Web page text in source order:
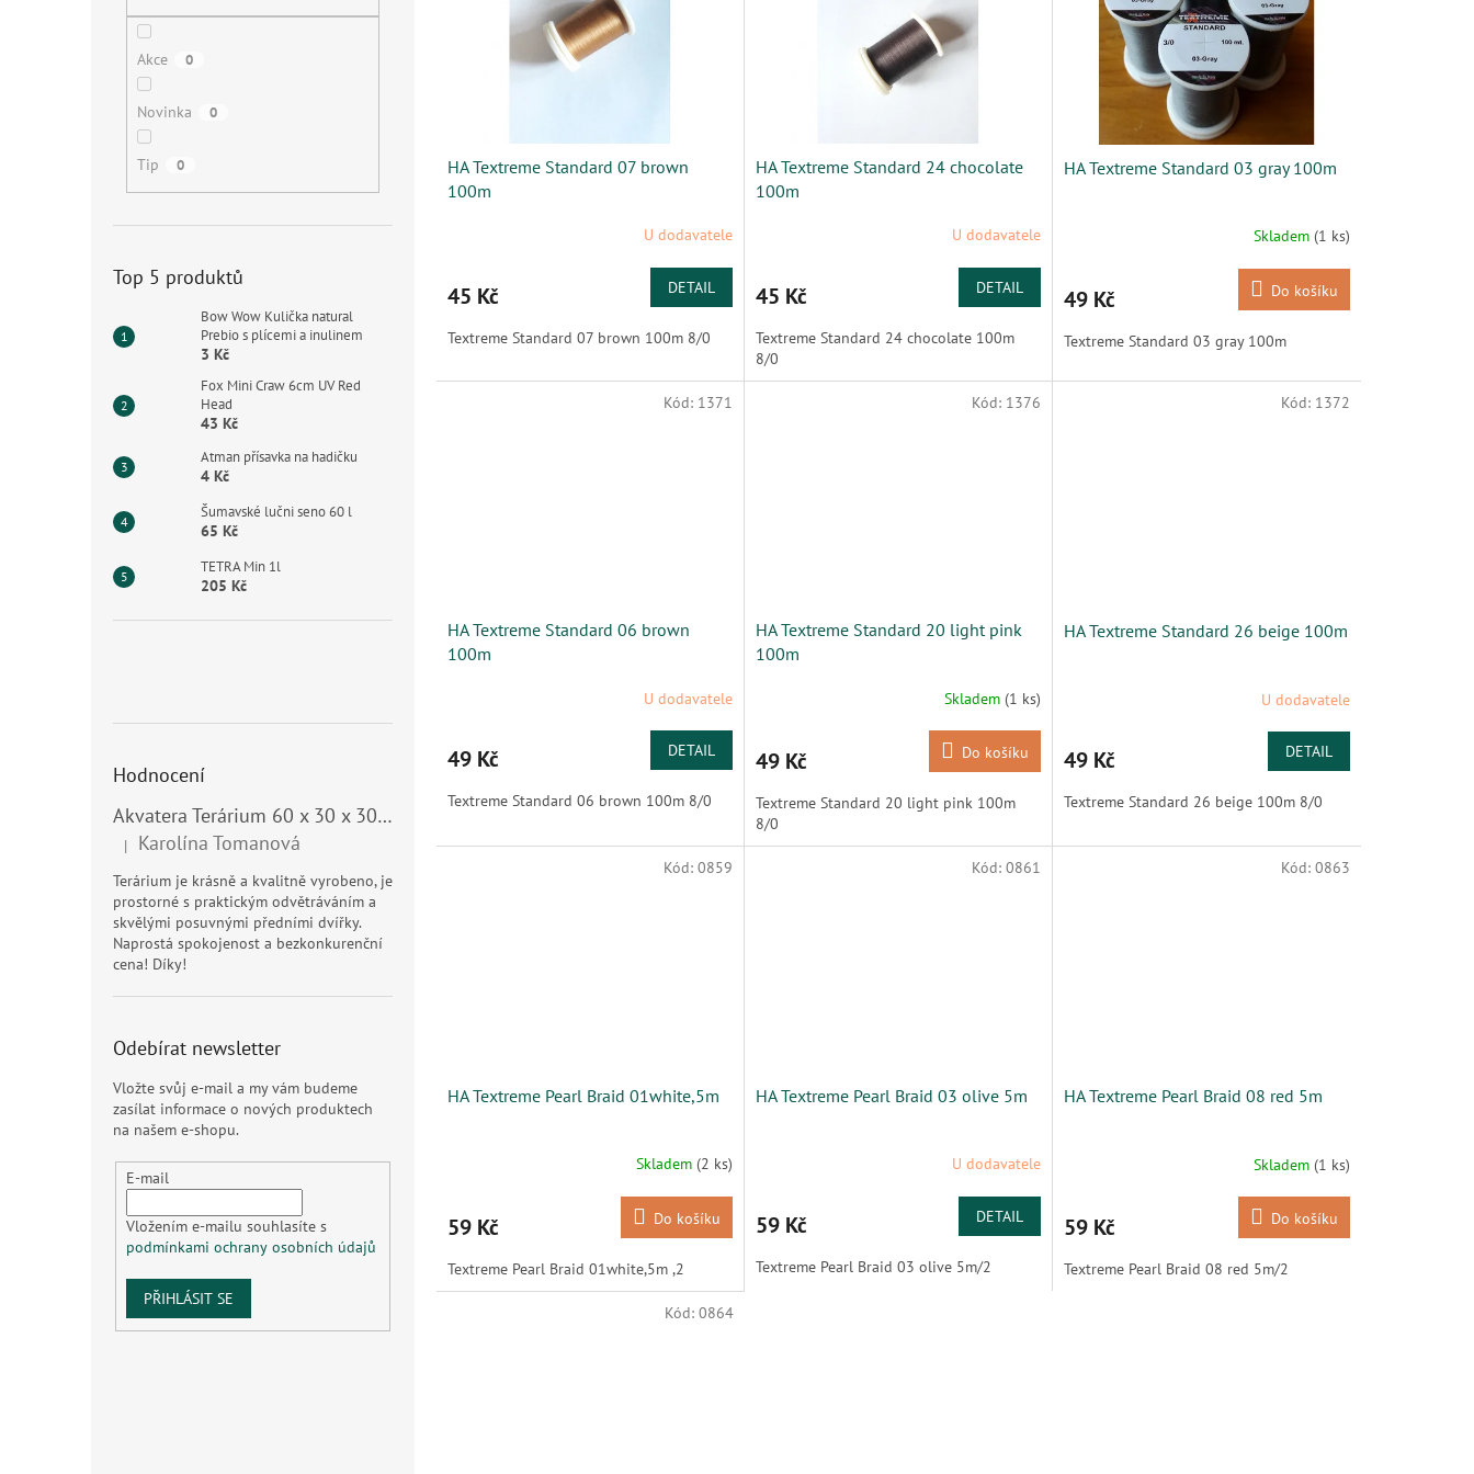
Akce 0
Novinka 0
Tip 0
Top 5 produktů
Bow Wow Kulička natural
Prebio s plícemi a inulinem
3 Kč
Fox Mini Craw 6cm UV Red
Head
43 Kč
Atman přísavka na hadičku
4 Kč
Šumavské lučni seno 60 l
65 Kč
TETRA Min 1l
205 Kč
Hodnocení
Akvatera Terárium 60 x 30 x 30 cm, 54 litrů
Hodnocení produktu je 5 z 5 hvězdiček.
| Karolína Tomanová
Terárium je krásně a kvalitně vyrobeno, je
prostorné s praktickým odvětráváním a
skvělými posuvnými předními dvířky.
Naprostá spokojenost a bezkonkurenční
cena! Díky!
Odebírat newsletter
Vložte svůj e-mail a my vám budeme
zasílat informace o nových produktech
na našem e-shopu.
E-mail
Vložením e-mailu souhlasíte s
podmínkami ochrany osobních údajů
PŘIHLÁSIT SE
HA Textreme Standard 07 brown
100m
U dodavatele
45 Kč DETAIL
Textreme Standard 07 brown 100m 8/0
HA Textreme Standard 24 chocolate
100m
U dodavatele
45 Kč DETAIL
Textreme Standard 24 chocolate 100m
8/0
HA Textreme Standard 03 gray 100m
Skladem (1 ks)
49 Kč Do košíku
Textreme Standard 03 gray 100m
HA Textreme Standard 06 brown
100m
U dodavatele
49 Kč DETAIL
Textreme Standard 06 brown 100m 8/0
Kód: 1371
HA Textreme Standard 20 light pink
100m
Skladem (1 ks)
49 Kč Do košíku
Textreme Standard 20 light pink 100m
8/0
Kód: 1376
HA Textreme Standard 26 beige 100m
U dodavatele
49 Kč DETAIL
Textreme Standard 26 beige 100m 8/0
Kód: 1372
HA Textreme Pearl Braid 01white,5m
Skladem (2 ks)
59 Kč Do košíku
Textreme Pearl Braid 01white,5m ,2
Kód: 0859
HA Textreme Pearl Braid 03 olive 5m
U dodavatele
59 Kč DETAIL
Textreme Pearl Braid 03 olive 5m/2
Kód: 0861
HA Textreme Pearl Braid 08 red 5m
Skladem (1 ks)
59 Kč Do košíku
Textreme Pearl Braid 08 red 5m/2
Kód: 0863
Kód: 0864